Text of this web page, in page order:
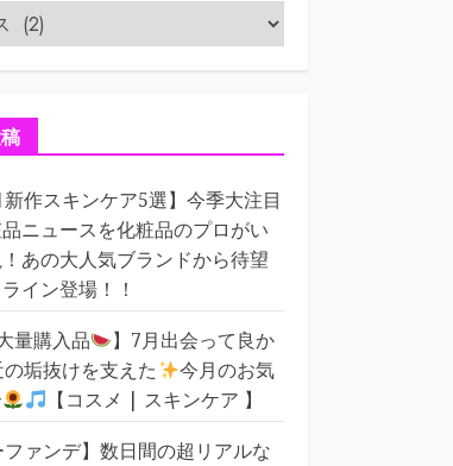
新作スキンケア5選】今季大注目
ニュースを化粧品のプロがい
あの大人気ブランドから待望
イン登場！！
量購入品
】7月出会って良か
垢抜けを支えた
今月のお気
【コスメ | スキンケア 】
ファンデ】数日間の超リアルな